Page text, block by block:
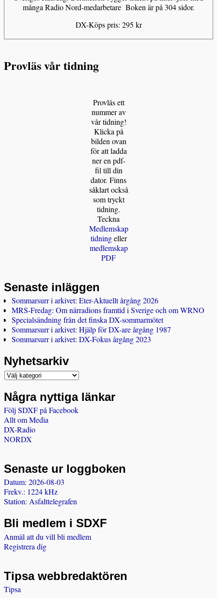
många Radio Nord-medarbetare Boken är på 304 sidor.
DX-Köps pris: 295 kr
Provläs vår tidning
Provläs ett
nummer av
vår tidning!
Klicka på
bilden ovan
för att ladda
ner en pdf-
fil till din
dator. Finns
såklart också
som tryckt
tidning.
Teckna
Medlemskap
tidningeller
medlemskap
PDF
Senaste inläggen
Sommarsurr i arkivet: Eter-Aktuellt årgång 2026
MRS-Fredag: Om närradions framtid i Sverige och om WRNO
Specialsändning från det finska DX-sommarmötet
Sommarsurr i arkivet: Hjälp för DX-are årgång 1987
Sommarsurr i arkivet: DX-Fokus årgång 2023
Nyhetsarkiv
Några nyttiga länkar
Följ SDXF på Facebook
Allt om Media
DX-Radio
NORDX
Senaste ur loggboken
Datum: 2026-08-03
Frekv.: 1224 kHz
Station: Asfalttelegrafen
Bli medlem i SDXF
Anmäl att du vill bli medlem
Registrera dig
Tipsa webbredaktören
Tipsa